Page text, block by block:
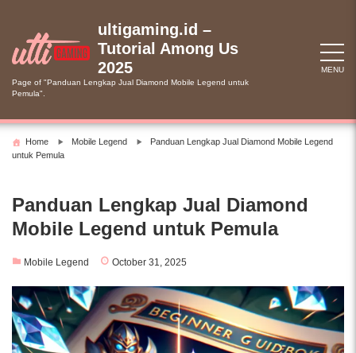
content
ultigaming.id –
Tutorial Among Us
2025
Page of "Panduan Lengkap Jual Diamond Mobile Legend untuk
Pemula".
MENU
Home Mobile Legend
Panduan Lengkap Jual Diamond Mobile Legend
untuk Pemula
Panduan Lengkap Jual Diamond
Mobile Legend untuk Pemula
Mobile Legend October 31, 2025